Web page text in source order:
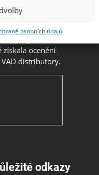
osobních údajů
poskytuje
a školení.
Acronis, AST,
získala ocenění
distributory.
odkazy